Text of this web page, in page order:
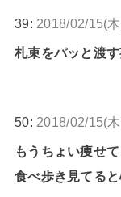
39: 2018/02/15(
札束をパッと渡
50: 2018/02/15(
もうちょい痩せ
食べ歩き見てる